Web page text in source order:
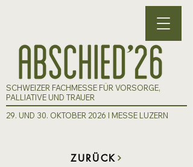
SCHWEIZER FACHMESSE FÜR VORSORGE,
PALLIATIVE UND TRAUER
29. UND 30. OKTOBER 2026 I MESSE LUZERN
ZURÜCK